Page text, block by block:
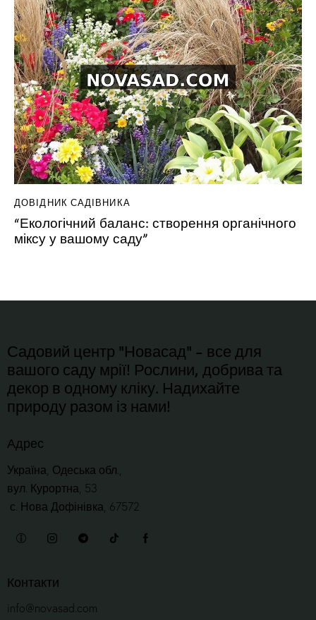
ДОВІДНИК САДІВНИКА
“Екологічний баланс: створення органічного
міксу у вашому саду”
Садовий центр "Новасад" - все для
вашого саду мрії! Рослини, добрива та
декор в одному кліку. Надихайте
природу разом із нами!
Адрес
Україна, Одеська обл.,
вул. Курортна, 53
с. Нова Дофінівка, 67572
Контакти
info@novasad.com